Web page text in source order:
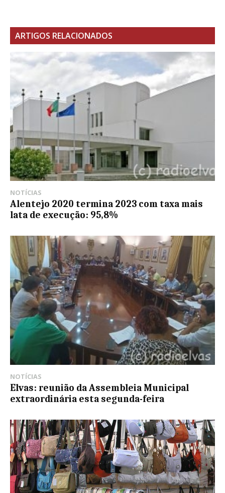
ARTIGOS RELACIONADOS
NOTÍCIAS
Alentejo 2020 termina 2023 com taxa mais
lata de execução: 95,8%
NOTÍCIAS
Elvas: reunião da Assembleia Municipal
extraordinária esta segunda-feira